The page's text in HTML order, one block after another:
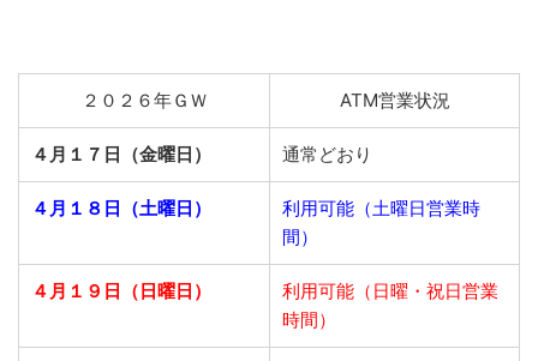
２０２６年ＧＷ ATM営業状況
４月１７日（金曜日） 通常どおり
４月１８日（土曜日）
利用可能（土曜日営業時
間）
４月１９日（日曜日）
利用可能（日曜・祝日営業
時間）